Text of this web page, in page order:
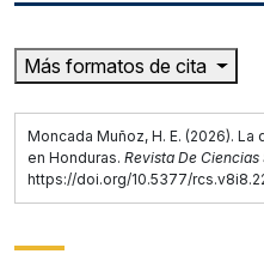
Más formatos de cita
Moncada Muñoz, H. E. (2026).
en Honduras. Revista De Ciencias
https://doi.org/10.5377/